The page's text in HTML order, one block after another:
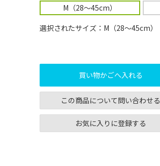
M（28～45cm）
選択されたサイズ：M（28～45cm）
買い物かごへ入れる
この商品について問い合わせる
お気に入りに登録する